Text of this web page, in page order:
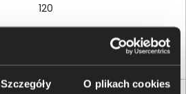
Szczegóły O plikach cookies
120